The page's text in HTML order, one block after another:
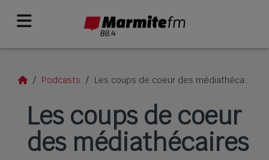
Podcasts Les coups de coeur des médiathécaires
Les coups de coeur
des médiathécaires